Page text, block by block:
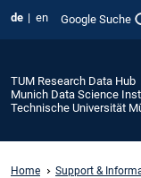
de en Google Suche
TUM Research Data Hub
Munich Data Science
Technische Universität
Home Support &